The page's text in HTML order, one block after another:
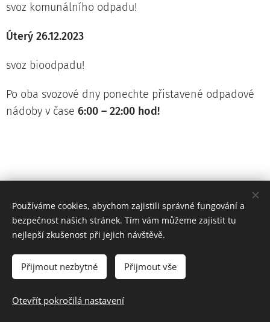
svoz komunálního odpadu!
Úterý 26.12.2023
svoz bioodpadu!
Po oba svozové dny ponechte přistavené odpadové
nádoby v čase 6:00 – 22:00 hod!
Vytvořeno službou
Používáme cookies, abychom zajistili správné fungování a
bezpečnost našich stránek. Tím vám můžeme zajistit tu
nejlepší zkušenost při jejich návštěvě.
Přijmout nezbytné Přijmout vše
Otevřít pokročilá nastavení